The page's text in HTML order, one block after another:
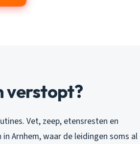
verstopt?
Vet, zeep, etensresten en
Arnhem, waar de leidingen soms al